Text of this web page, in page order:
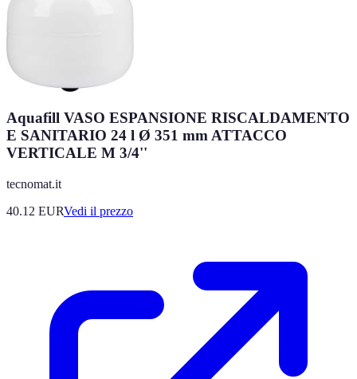
Aquafill VASO ESPANSIONE RISCALDAMENTO
E SANITARIO 24 l Ø 351 mm ATTACCO
VERTICALE M 3/4''
tecnomat.it
40.12 EURVedi il prezzo